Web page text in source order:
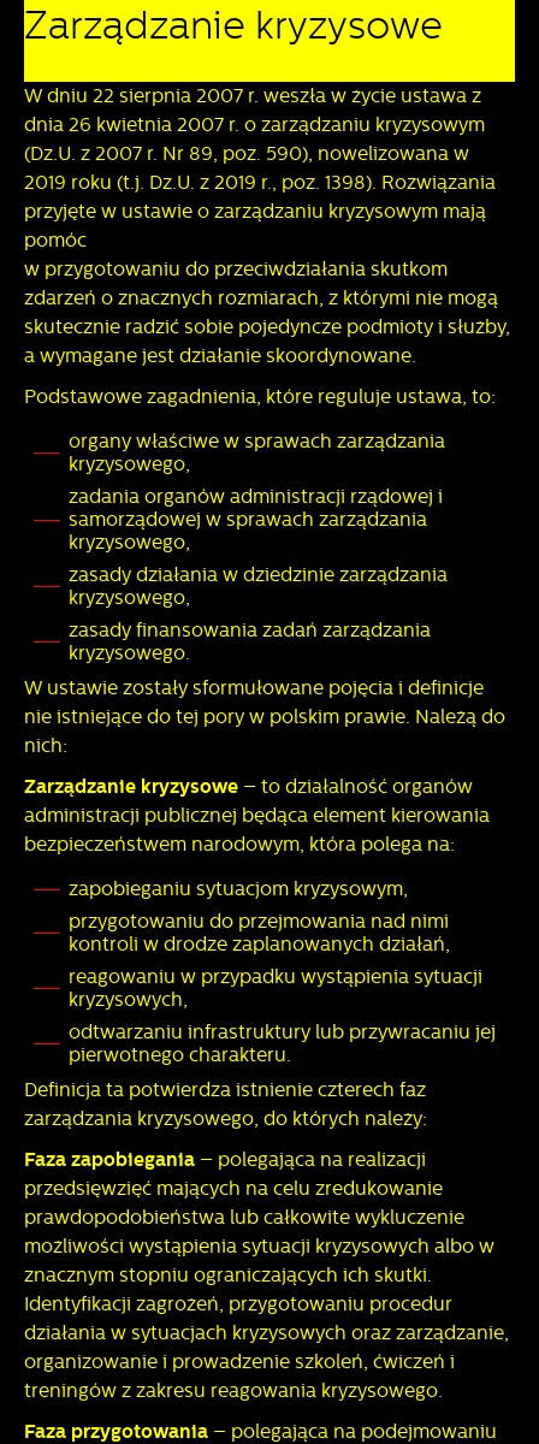
Zarządzanie kryzysowe
W dniu 22 sierpnia 2007 r. weszła w życie ustawa z
dnia 26 kwietnia 2007 r. o zarządzaniu kryzysowym
(Dz.U. z 2007 r. Nr 89, poz. 590), nowelizowana w
2019 roku (t.j. Dz.U. z 2019 r., poz. 1398). Rozwiązania
przyjęte w ustawie o zarządzaniu kryzysowym mają
pomóc
w przygotowaniu do przeciwdziałania skutkom
zdarzeń o znacznych rozmiarach, z którymi nie mogą
skutecznie radzić sobie pojedyncze podmioty i służby,
a wymagane jest działanie skoordynowane.
Podstawowe zagadnienia, które reguluje ustawa, to:
organy właściwe w sprawach zarządzania
kryzysowego,
zadania organów administracji rządowej i
samorządowej w sprawach zarządzania
kryzysowego,
zasady działania w dziedzinie zarządzania
kryzysowego,
zasady finansowania zadań zarządzania
kryzysowego.
W ustawie zostały sformułowane pojęcia i definicje
nie istniejące do tej pory w polskim prawie. Należą do
nich:
Zarządzanie kryzysowe – to działalność organów
administracji publicznej będąca element kierowania
bezpieczeństwem narodowym, która polega na:
zapobieganiu sytuacjom kryzysowym,
przygotowaniu do przejmowania nad nimi
kontroli w drodze zaplanowanych działań,
reagowaniu w przypadku wystąpienia sytuacji
kryzysowych,
odtwarzaniu infrastruktury lub przywracaniu jej
pierwotnego charakteru.
Definicja ta potwierdza istnienie czterech faz
zarządzania kryzysowego, do których należy:
Faza zapobiegania – polegająca na realizacji
przedsięwzięć mających na celu zredukowanie
prawdopodobieństwa lub całkowite wykluczenie
możliwości wystąpienia sytuacji kryzysowych albo w
znacznym stopniu ograniczających ich skutki.
Identyfikacji zagrożeń, przygotowaniu procedur
działania w sytuacjach kryzysowych oraz zarządzanie,
organizowanie i prowadzenie szkoleń, ćwiczeń i
treningów z zakresu reagowania kryzysowego.
Faza przygotowania – polegająca na podejmowaniu
zapamiętanie wprowadzonych przez Ciebie ustawień oraz
prezentowanych treści.
Dzięki tym plikom cookies możemy zapewnić Ci większy
komfort korzystania z funkcjonalności naszej strony poprzez
dopasowanie jej do Twoich indywidualnych preferencji.
Wyrażenie zgody na funkcjonalne i personalizacyjne pliki
cookies gwarantuje dostępność większej ilości funkcji na
stronie.
Więcej
Analityczne
Analityczne pliki cookies pomagają nam rozwijać się i
dostosowywać do Twoich potrzeb.
Cookies analityczne pozwalają na uzyskanie informacji w
zakresie wykorzystywania witryny internetowej, miejsca oraz
częstotliwości, z jaką odwiedzane są nasze serwisy www.
Dane pozwalają nam na ocenę naszych serwisów
internetowych pod względem ich popularności wśród
formie zanonimizowanej. Wyrażenie zgody na analityczne
pliki cookies gwarantuje dostępność wszystkich
funkcjonalności.
Więcej
Reklamowe
najciekawsze informacje i aktualności na stronach naszych
partnerów.
Promocyjne pliki cookies służą do prezentowania Ci
naszych komunikatów na podstawie analizy Twoich
upodobań oraz Twoich zwyczajów dotyczących
przeglądanej witryny internetowej. Treści promocyjne mogą
pojawić się na stronach podmiotów trzecich lub firm
będących naszymi partnerami oraz innych dostawców usług.
Firmy te działają w charakterze pośredników prezentujących
nasze treści w postaci wiadomości, ofert, komunikatów
mediów społecznościowych.
Więcej